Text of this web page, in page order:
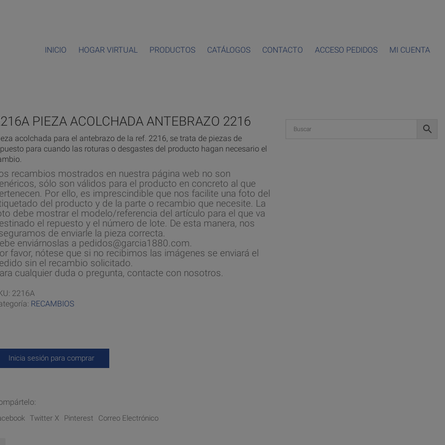
INICIO HOGAR VIRTUAL PRODUCTOS CATÁLOGOS CONTACTO ACCESO PEDIDOS MI CUENTA
PIEZA ACOLCHADA ANTEBRAZO 2216
acolchada para el antebrazo de la ref. 2216, se trata de piezas de
para cuando las roturas o desgastes del producto hagan necesario el
recambios mostrados en nuestra página web no son
sólo son válidos para el producto en concreto al que
Por ello, es imprescindible que nos facilite una foto del
del producto y de la parte o recambio que necesite. La
debe mostrar el modelo/referencia del artículo para el que va
el repuesto y el número de lote. De esta manera, nos
de enviarle la pieza correcta.
enviárnoslas a pedidos@garcia1880.com.
favor, nótese que si no recibimos las imágenes se enviará el
sin el recambio solicitado.
cualquier duda o pregunta, contacte con nosotros.
2216A
RECAMBIOS
Inicia sesión para comprar
Twitter X Pinterest Correo Electrónico